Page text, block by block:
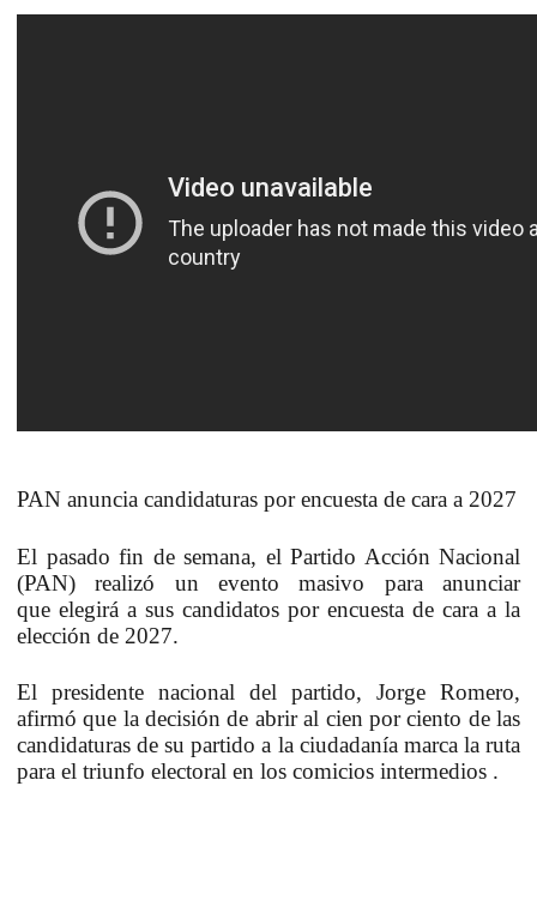
PAN anuncia candidaturas por encuesta de cara a 2027
El pasado fin de semana, el Partido Acción Nacional
(PAN) realizó un evento masivo para anunciar
que elegirá a sus candidatos por encuesta de cara a la
elección de 2027.
El presidente nacional del partido, Jorge Romero,
afirmó que la decisión de abrir al cien por ciento de las
candidaturasde su partido a la ciudadanía marca la ruta
para el triunfo electoral en los comicios intermedios .